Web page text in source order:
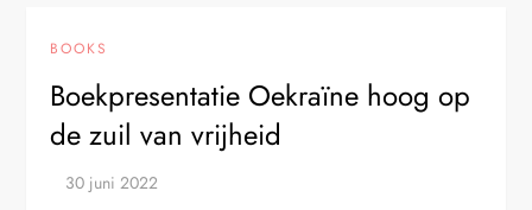
BOOKS
Boekpresentatie Oekraïne hoog op
de zuil van vrijheid